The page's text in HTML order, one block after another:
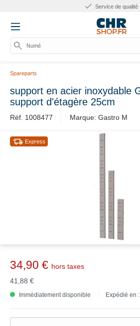
Service de qualité
Numéro
Spareparts
support en acier inoxydable
support d'étagère 25cm
Réf. 1008477 Marque: Gastro M
Express
34,90 € hors taxes
41,88 €
Immédiatement disponible Expédié en